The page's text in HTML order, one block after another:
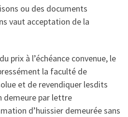
ou des documents
vaut acceptation de la
prix à l’échéance convenue, le
la faculté de
et de revendiquer lesdits
demeure par lettre
d’huissier demeurée sans